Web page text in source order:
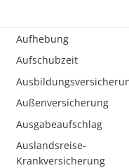
Aufhebung
Aufschubzeit
Außenversicherung
Ausgabeaufschlag
Auslandsreise-
Krankversicherung